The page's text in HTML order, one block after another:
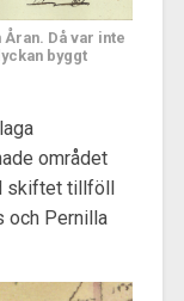
Då var inte
byggt
området
skiftet tillföll
och Pernilla